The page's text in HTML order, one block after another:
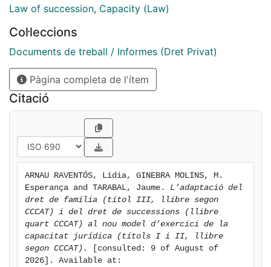
que afecta expressions com ara “incapaç”,
Així mateix, es reformulen els preceptes del codi que
al·ludeixen, directament o indirecta, a un determinat
estàndard de capacitat. En el Projecte de llei prenen
protagonisme noves categories, com ara l’actuació de
la persona “per si mateixa” i “per mitjà” o “amb la
intervenció” de suports. El treball estudia les solucions
adoptades i en qüestiona, si escau, la coherència.
Law of succession, Capacity (Law)
Col·leccions
Documents de treball / Informes (Dret Privat)
Pàgina completa de l'ítem
Citació
ARNAU RAVENTÓS, Lídia, GINEBRA MOLINS, M.
Esperança and TARABAL, Jaume. L’adaptació del
dret de família (títol III, llibre segon
CCCAT) i del dret de successions (llibre
quart CCCAT) al nou model d’exercici de la
capacitat jurídica (títols I i II, llibre
segon CCCAT).
[consulted: 9 of August of
2026]. Available at: